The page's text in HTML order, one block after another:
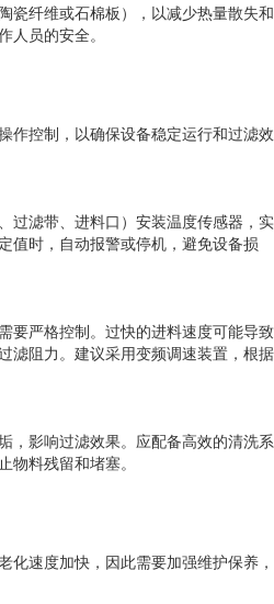
瓷纤维或石棉板），以减少热量散失和
人员的安全。
作控制，以确保设备稳定运行和过滤效
过滤带、进料口）安装温度传感器，实
值时，自动报警或停机，避免设备损
要严格控制。过快的进料速度可能导致
滤阻力。建议采用变频调速装置，根据
，影响过滤效果。应配备高效的清洗系
物料残留和堵塞。
化速度加快，因此需要加强维护保养，